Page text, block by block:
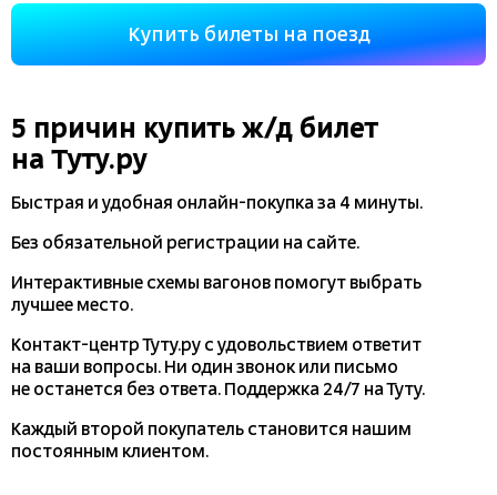
Купить билеты на поезд
5 причин купить ж/д билет
на Туту.ру
Быстрая и удобная онлайн-покупказа 4 минуты.
Без обязательной регистрации на сайте.
Интерактивные схемы вагонов помогут выбрать
лучшее место.
Контакт-центр Туту.ру с удовольствием ответит
на ваши вопросы. Ни один звонок или письмо
не останется без ответа. Поддержка 24/7 на Туту.
Каждый второй покупатель становится нашим
постоянным клиентом.